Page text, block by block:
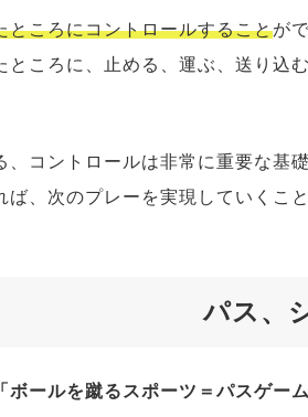
ところにコントロールすることが
ところに、止める、運ぶ、送り込
、コントロールは非常に重要な基
ば、次のプレーを実現していくこ
パス、
ボールを蹴るスポーツ＝パスゲーム